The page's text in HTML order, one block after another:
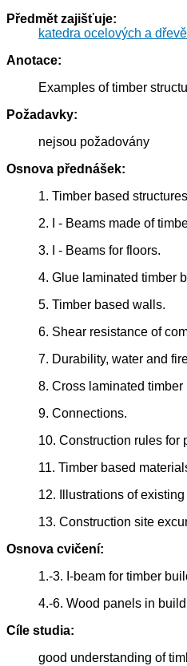
Předmět zajišťuje:
katedra ocelových a
Anotace:
Examples of timber
Požadavky:
nejsou požadovány
Osnova přednášek:
1. Timber based
2. I - Beams made of
3. I - Beams for floors.
4. Glue laminated timber
5. Timber based walls.
6. Shear resistance of
7. Durability, water and
8. Cross laminated timber
9. Connections.
10. Construction rules for
11. Timber based
12. Illustrations of existing
13. Construction site
Osnova cvičení:
1.-3. I-beam for timber
4.-6. Wood panels in
Cíle studia:
good understanding of